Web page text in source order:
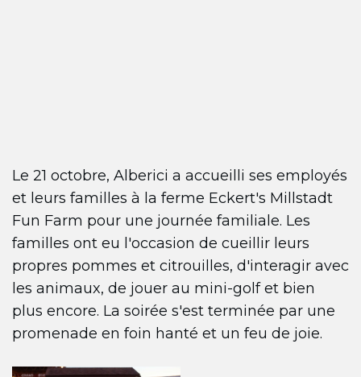
Le 21 octobre, Alberici a accueilli ses employés
et leurs familles à la ferme Eckert's Millstadt
Fun Farm pour une journée familiale. Les
familles ont eu l'occasion de cueillir leurs
propres pommes et citrouilles, d'interagir avec
les animaux, de jouer au mini-golf et bien
plus encore. La soirée s'est terminée par une
promenade en foin hanté et un feu de joie.